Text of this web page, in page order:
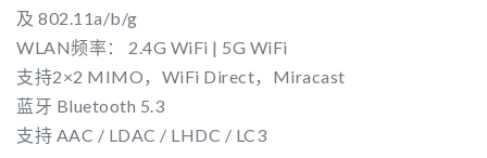
及 802.11a/b/g
WLAN频率： 2.4G WiFi | 5G WiFi
支持2×2 MIMO，WiFi Direct，Miracast
蓝牙 Bluetooth 5.3
支持 AAC / LDAC / LHDC / LC3